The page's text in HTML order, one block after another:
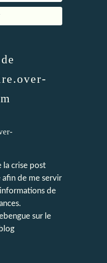
la crise post
de me servir
de
sur le